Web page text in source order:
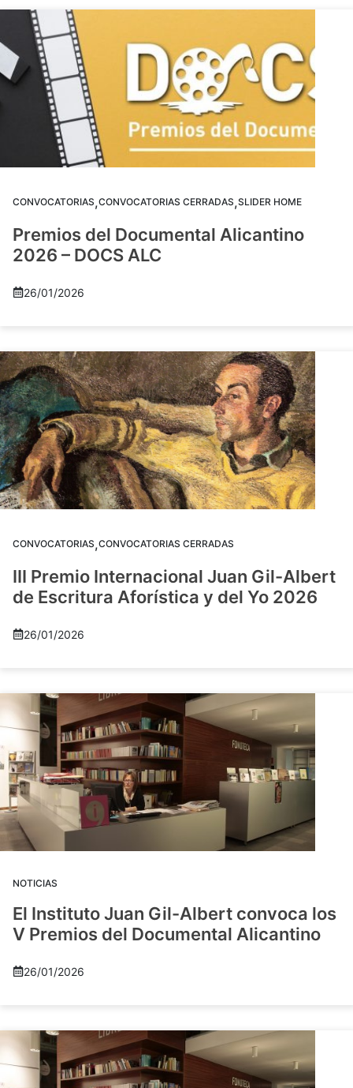
CONVOCATORIAS,CONVOCATORIAS CERRADAS,SLIDER HOME
Premios del Documental Alicantino
2026 – DOCS ALC
26/01/2026
CONVOCATORIAS,CONVOCATORIAS CERRADAS
III Premio Internacional Juan Gil-Albert
de Escritura Aforística y del Yo 2026
26/01/2026
NOTICIAS
El Instituto Juan Gil-Albert convoca los
V Premios del Documental Alicantino
26/01/2026